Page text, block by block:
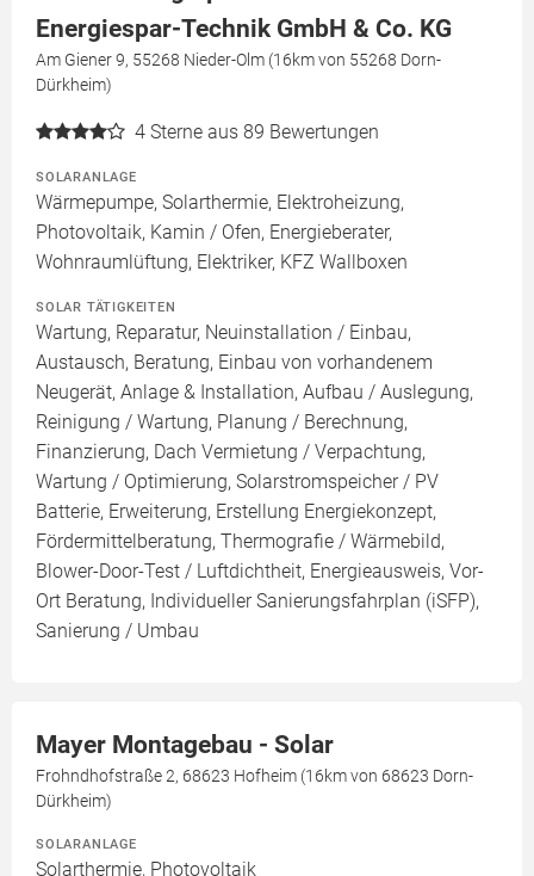
Energiespar-Technik GmbH & Co. KG
Am Giener 9, 55268 Nieder-Olm (16km von 55268 Dorn-
Dürkheim)
4 Sterne aus 89 Bewertungen
SOLARANLAGE
Wärmepumpe, Solarthermie, Elektroheizung,
Photovoltaik, Kamin / Ofen, Energieberater,
Wohnraumlüftung, Elektriker, KFZ Wallboxen
SOLAR TÄTIGKEITEN
Wartung, Reparatur, Neuinstallation / Einbau,
Austausch, Beratung, Einbau von vorhandenem
Neugerät, Anlage & Installation, Aufbau / Auslegung,
Reinigung / Wartung, Planung / Berechnung,
Finanzierung, Dach Vermietung / Verpachtung,
Wartung / Optimierung, Solarstromspeicher / PV
Batterie, Erweiterung, Erstellung Energiekonzept,
Fördermittelberatung, Thermografie / Wärmebild,
Blower-Door-Test / Luftdichtheit, Energieausweis, Vor-
Ort Beratung, Individueller Sanierungsfahrplan (iSFP),
Sanierung / Umbau
Mayer Montagebau - Solar
Frohndhofstraße 2, 68623 Hofheim (16km von 68623 Dorn-
Dürkheim)
SOLARANLAGE
Solarthermie, Photovoltaik